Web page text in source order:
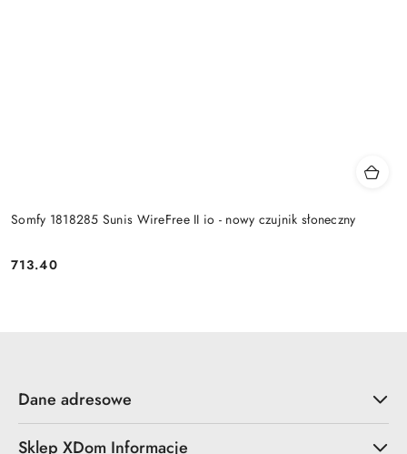
Somfy 1818285 Sunis WireFree II io - nowy czujnik słoneczny
Cena:
713.40
Dane adresowe
Sklep XDom Informacje